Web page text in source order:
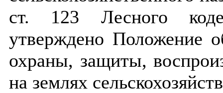
ст. 123 Лесного
утверждено Положение
охраны, защиты,
на землях